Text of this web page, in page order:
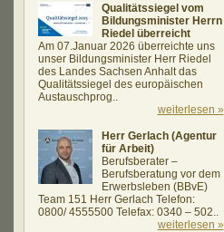
Qualitätssiegel vom
Bildungsminister Herrn
Riedel überreicht
Am 07.Januar 2026 überreichte uns
unser Bildungsminister Herr Riedel
des Landes Sachsen Anhalt das
Qualitätssiegel des europäischen
Austauschprog..
weiterlesen »
Herr Gerlach (Agentur
für Arbeit)
Berufsberater –
Berufsberatung vor dem
Erwerbsleben (BBvE)
Team 151 Herr Gerlach Telefon:
0800/ 4555500 Telefax: 0340 – 502..
weiterlesen »